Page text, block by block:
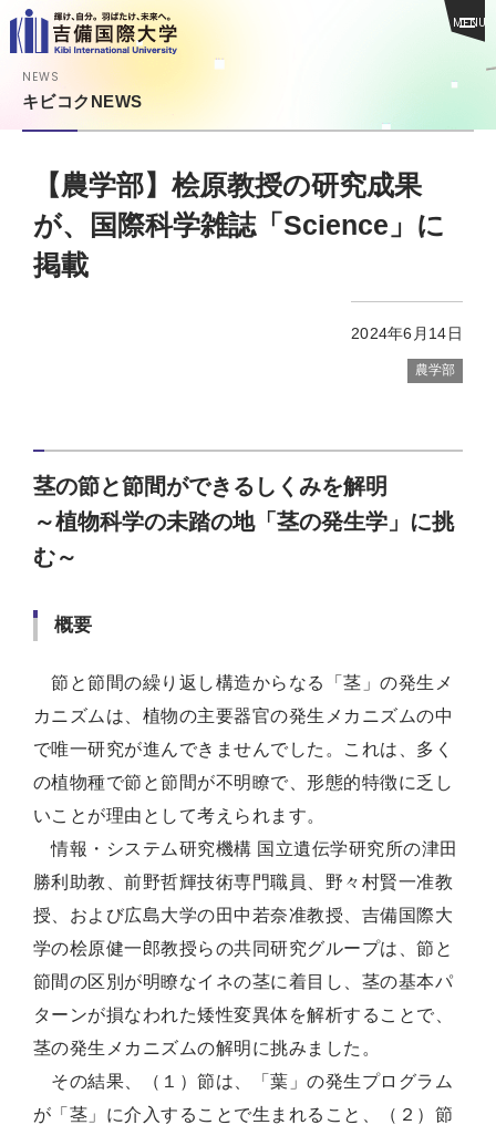
MENU
NEWS
キビコクNEWS
【農学部】桧原教授の研究成果
が、国際科学雑誌「Science」に
掲載
2024年6月14日
農学部
茎の節と節間ができるしくみを解明
～植物科学の未踏の地「茎の発生学」に挑
む～
概要
節と節間の繰り返し構造からなる「茎」の発生メ
カニズムは、植物の主要器官の発生メカニズムの中
で唯一研究が進んできませんでした。これは、多く
の植物種で節と節間が不明瞭で、形態的特徴に乏し
いことが理由として考えられます。
情報・システム研究機構 国立遺伝学研究所の津田
勝利助教、前野哲輝技術専門職員、野々村賢一准教
授、および広島大学の田中若奈准教授、吉備国際大
学の桧原健一郎教授らの共同研究グループは、節と
節間の区別が明瞭なイネの茎に着目し、茎の基本パ
ターンが損なわれた矮性変異体を解析することで、
茎の発生メカニズムの解明に挑みました。
その結果、（１）節は、「葉」の発生プログラム
が「茎」に介入することで生まれること、（２）節